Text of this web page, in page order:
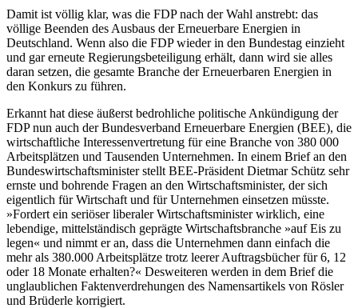
Damit ist völlig klar, was die FDP nach der Wahl anstrebt: das
völlige Beenden des Ausbaus der Erneuerbare Energien in
Deutschland. Wenn also die FDP wieder in den Bundestag einzieht
und gar erneute Regierungsbeteiligung erhält, dann wird sie alles
daran setzen, die gesamte Branche der Erneuerbaren Energien in
den Konkurs zu führen.
Erkannt hat diese äußerst bedrohliche politische Ankündigung der
FDP nun auch der Bundesverband Erneuerbare Energien (BEE), die
wirtschaftliche Interessenvertretung für eine Branche von 380 000
Arbeitsplätzen und Tausenden Unternehmen. In einem Brief an den
Bundeswirtschaftsminister stellt BEE-Präsident Dietmar Schütz sehr
ernste und bohrende Fragen an den Wirtschaftsminister, der sich
eigentlich für Wirtschaft und für Unternehmen einsetzen müsste.
»Fordert ein seriöser liberaler Wirtschaftsminister wirklich, eine
lebendige, mittelständisch geprägte Wirtschaftsbranche »auf Eis zu
legen« und nimmt er an, dass die Unternehmen dann einfach die
mehr als 380.000 Arbeitsplätze trotz leerer Auftragsbücher für 6, 12
oder 18 Monate erhalten?« Desweiteren werden in dem Brief die
unglaublichen Faktenverdrehungen des Namensartikels von Rösler
und Brüderle korrigiert.